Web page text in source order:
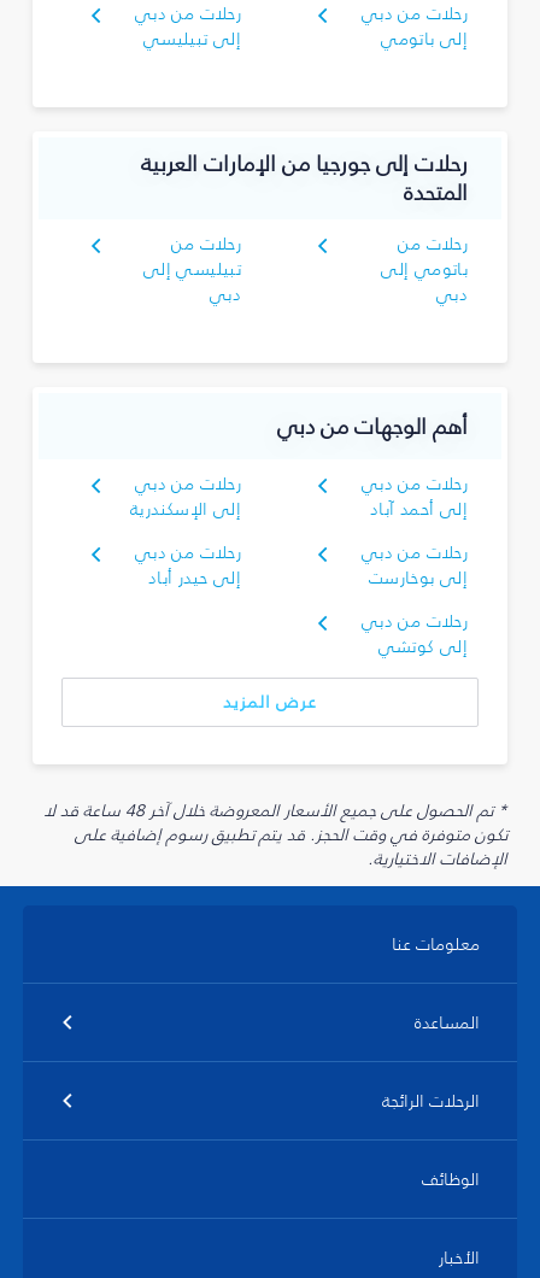
رحلات من دبي
إلى باتومي
رحلات من دبي
إلى تبيليسي
رحلات إلى جورجيا من الإمارات العربية
المتحدة
رحلات من
باتومي إلى
دبي
رحلات من
تبيليسي إلى
دبي
أهم الوجهات من دبي
رحلات من دبي
إلى أحمد آباد
رحلات من دبي
إلى الإسكندرية
رحلات من دبي
إلى بوخارست
رحلات من دبي
إلى حيدر أباد
رحلات من دبي
إلى كوتشي
عرض المزيد
* تم الحصول على جميع الأسعار المعروضة خلال آخر 48 ساعة قد لا
تكون متوفرة في وقت الحجز. قد يتم تطبيق رسوم إضافية على
الإضافات الاختيارية.
معلومات عنا
المساعدة
الرحلات الرائجة
الوظائف
الأخبار